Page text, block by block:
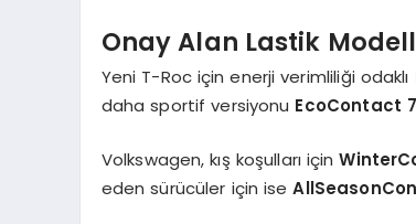
Onay Alan Lastik
Yeni T-Roc için enerji verimliliği odaklı
daha sportif versiyonu EcoContact
Volkswagen, kış koşulları için
eden sürücüler için ise